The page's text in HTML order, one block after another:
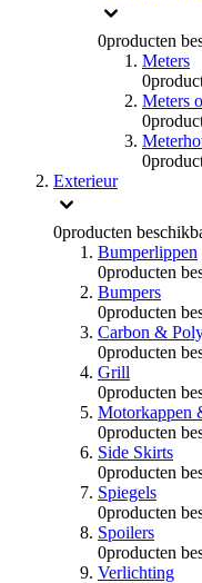
0producten
Meters
0
Meters
0
0
Exterieur
0producten
Bumperlippen
0producten
Bumpers
0producten
Carbon &
0producten
Grill
0producten
Motorkappen
0producten
Side Skirts
0producten
Spiegels
0producten
Spoilers
0producten
Verlichting